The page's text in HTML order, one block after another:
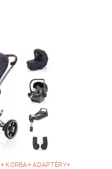
KORBA+ ADAPTÉRY+